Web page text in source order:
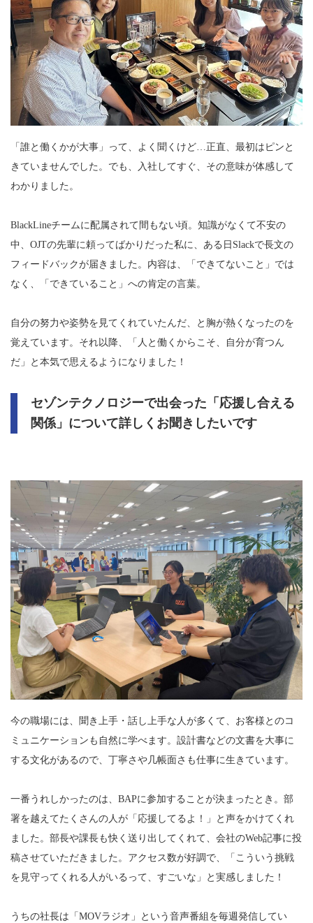
「誰と働くかが大事」って、よく聞くけど…正直、最初はピンと
きていませんでした。でも、入社してすぐ、その意味が体感して
わかりました。
BlackLineチームに配属されて間もない頃。知識がなくて不安の
中、OJTの先輩に頼ってばかりだった私に、ある日Slackで長文の
フィードバックが届きました。内容は、「できてないこと」では
なく、「できていること」への肯定の言葉。
自分の努力や姿勢を見てくれていたんだ、と胸が熱くなったのを
覚えています。それ以降、「人と働くからこそ、自分が育つん
だ」と本気で思えるようになりました！
セゾンテクノロジーで出会った「応援し合える
関係」について詳しくお聞きしたいです
今の職場には、聞き上手・話し上手な人が多くて、お客様とのコ
ミュニケーションも自然に学べます。設計書などの文書を大事に
する文化があるので、丁寧さや几帳面さも仕事に生きています。
一番うれしかったのは、BAPに参加することが決まったとき。部
署を越えてたくさんの人が「応援してるよ！」と声をかけてくれ
ました。部長や課長も快く送り出してくれて、会社のWeb記事に投
稿させていただきました。アクセス数が好調で、「こういう挑戦
を見守ってくれる人がいるって、すごいな」と実感しました！
うちの社長は「MOVラジオ」という音声番組を毎週発信してい